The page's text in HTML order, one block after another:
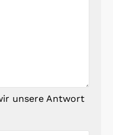
unsere Antwort